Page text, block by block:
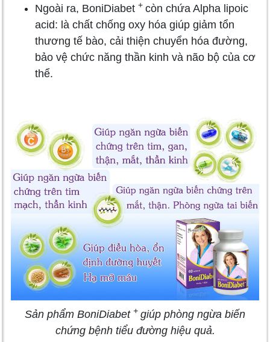
Ngoài ra, BoniDiabet + còn chứa Alpha lipoic
acid: là chất chống oxy hóa giúp giảm tổn
thương tế bào, cải thiện chuyển hóa đường,
bảo vệ chức năng thần kinh và não bộ của cơ
thể.
Sản phẩm BoniDiabet + giúp phòng ngừa biến
chứng bệnh tiểu đường hiệu quả.